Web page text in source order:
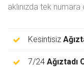
aklınızda tek numara
Kesintisiz
7/24 Ağıztadı